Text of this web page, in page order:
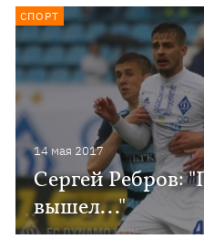
14 мая 2017
Сергей Ребров:
вышел..."
СПОРТ